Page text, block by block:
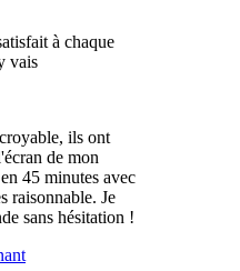
à chaque
vais
ils ont
de mon
45 minutes avec
raisonnable. Je
sans hésitation !